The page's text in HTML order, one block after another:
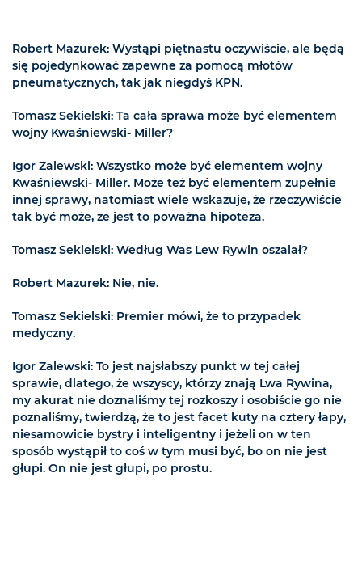
Robert Mazurek: Wystąpi piętnastu oczywiście, ale będą
się pojedynkować zapewne za pomocą młotów
pneumatycznych, tak jak niegdyś KPN.
Tomasz Sekielski: Ta cała sprawa może być elementem
wojny Kwaśniewski- Miller?
Igor Zalewski: Wszystko może być elementem wojny
Kwaśniewski- Miller. Może też być elementem zupełnie
innej sprawy, natomiast wiele wskazuje, że rzeczywiście
tak być może, ze jest to poważna hipoteza.
Tomasz Sekielski: Według Was Lew Rywin oszalał?
Robert Mazurek: Nie, nie.
Tomasz Sekielski: Premier mówi, że to przypadek
medyczny.
Igor Zalewski: To jest najsłabszy punkt w tej całej
sprawie, dlatego, że wszyscy, którzy znają Lwa Rywina,
my akurat nie doznaliśmy tej rozkoszy i osobiście go nie
poznaliśmy, twierdzą, że to jest facet kuty na cztery łapy,
niesamowicie bystry i inteligentny i jeżeli on w ten
sposób wystąpił to coś w tym musi być, bo on nie jest
głupi. On nie jest głupi, po prostu.